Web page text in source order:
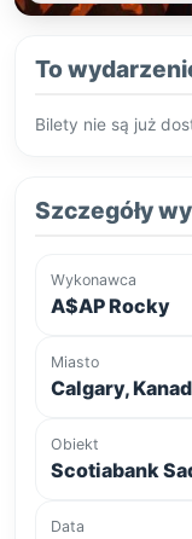
To
Bilety nie są już
Szczegóły
Wykonawca
A$AP Rocky
Miasto
Calgary,
Obiekt
Scotiabank
Data